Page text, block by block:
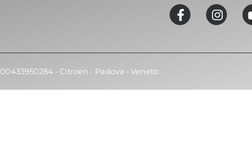
- Citroën - Padova - Veneto